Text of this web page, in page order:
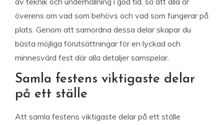
överens om vad som behövs och vad som fungerar på
plats. Genom att samordna dessa delar skapar du
bästa möjliga förutsättningar för en lyckad och
minnesvärd fest där alla detaljer samspelar.
Samla festens viktigaste delar
på ett ställe
Att samla festens viktigaste delar på ett ställe